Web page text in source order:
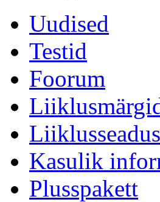
Uudised
Testid
Foorum
Liiklusseadus
Kasulik
Plusspakett